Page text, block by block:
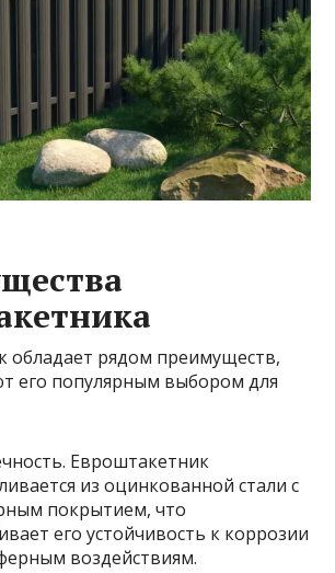
обладает рядом преимуществ,
его популярным выбором для
Евроштакетник
из оцинкованной стали с
покрытием, что
его устойчивость к коррозии
воздействиям.